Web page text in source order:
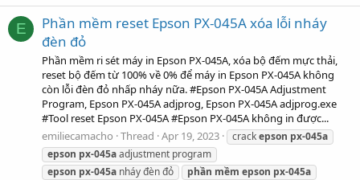
E
Phần mềm reset Epson PX-045A xóa lỗi nháy
đèn đỏ
Phần mềm ri sét máy in Epson PX-045A, xóa bộ đếm mực thải,
reset bộ đếm từ 100% về 0% để máy in Epson PX-045A không
còn lỗi đèn đỏ nhấp nháy nữa. #Epson PX-045A Adjustment
Program, Epson PX-045A adjprog, Epson PX-045A adjprog.exe
#Tool reset Epson PX-045A #Epson PX-045A không in được...
emiliecamacho Thread Apr 19, 2023 crackepson px-045a
epson px-045aadjustment program
epson px-045a nháy đèn đỏ phần mềm epson px-045a